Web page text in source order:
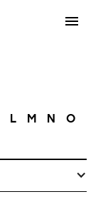
L M N O